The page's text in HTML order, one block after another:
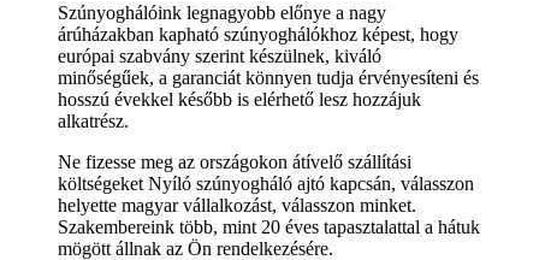
Szúnyoghálóink legnagyobb előnye a nagy
árúházakban kapható szúnyoghálókhoz képest, hogy
európai szabvány szerint készülnek, kiváló
minőségűek, a garanciát könnyen tudja érvényesíteni és
hosszú évekkel később is elérhető lesz hozzájuk
alkatrész.
Ne fizesse meg az országokon átívelő szállítási
költségeket Nyíló szúnyogháló ajtó kapcsán, válasszon
helyette magyar vállalkozást, válasszon minket.
Szakembereink több, mint 20 éves tapasztalattal a hátuk
mögött állnak az Ön rendelkezésére.